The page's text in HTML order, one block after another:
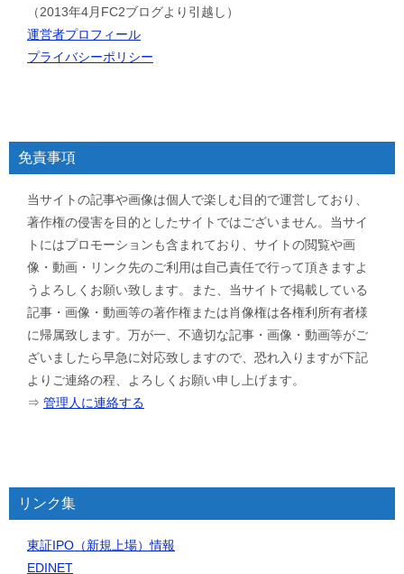
（2013年4月FC2ブログより引越し）
運営者プロフィール
プライバシーポリシー
免責事項
当サイトの記事や画像は個人で楽しむ目的で運営しており、
著作権の侵害を目的としたサイトではございません。当サイ
トにはプロモーションも含まれており、サイトの閲覧や画
像・動画・リンク先のご利用は自己責任で行って頂きますよ
うよろしくお願い致します。また、当サイトで掲載している
記事・画像・動画等の著作権または肖像権は各権利所有者様
に帰属致します。万が一、不適切な記事・画像・動画等がご
ざいましたら早急に対応致しますので、恐れ入りますが下記
よりご連絡の程、よろしくお願い申し上げます。
⇒ 管理人に連絡する
リンク集
東証IPO（新規上場）情報
EDINET